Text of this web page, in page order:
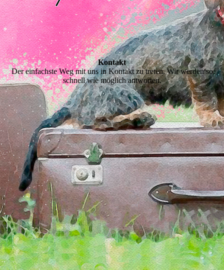
Kontakt
Der einfachste Weg mit uns in Kontakt zu treten. Wir werden so
schnell wie möglich antworten.